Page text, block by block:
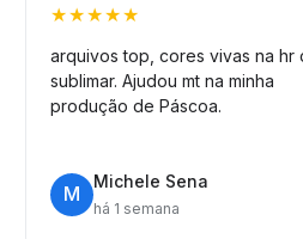
★★★★★
arquivos top, cores vivas na hr
sublimar. Ajudou mt na minha
produção de Páscoa.
M
Michele Sena
há 1 semana